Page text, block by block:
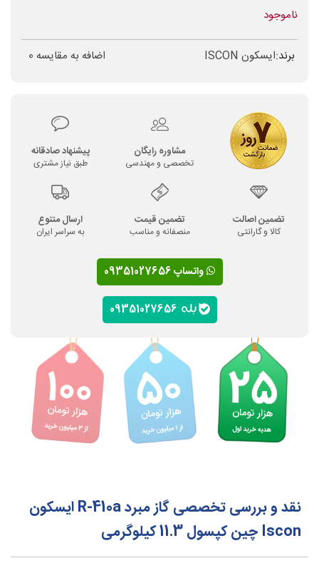
ناموجود
برند:ایسکون ISCON اضافه به مقایسه 0
مشاوره رایگان
تخصصی و مهندسی
پیشنهاد صادقانه
طبق نیاز مشتری
تضمین اصالت
کالا و گارانتی
تضمین قیمت
منصفانه و مناسب
ارسال متنوع
به سراسر ایران
واتساپ 09351027656
نقد و بررسی تخصصی گاز مبرد R-410a ایسکون
Iscon چین کپسول 11.3 کیلوگرمی